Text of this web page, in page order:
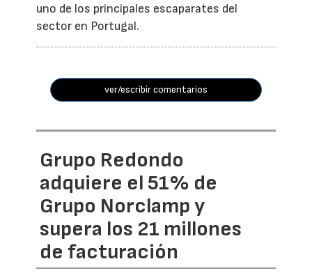
uno de los principales escaparates del
sector en Portugal.
ver/escribir comentarios
Grupo Redondo
adquiere el 51% de
Grupo Norclamp y
supera los 21 millones
de facturación